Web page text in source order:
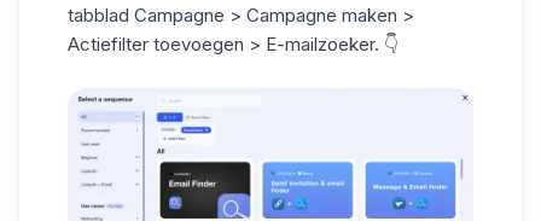
tabblad Campagne > Campagne maken >
Actiefilter toevoegen > E-mailzoeker. 👇